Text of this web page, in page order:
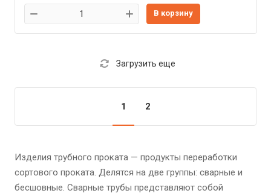
В корзину
Загрузить еще
1 2
Изделия трубного проката — продукты переработки
сортового проката. Делятся на две группы: сварные и
бесшовные. Сварные трубы представляют собой